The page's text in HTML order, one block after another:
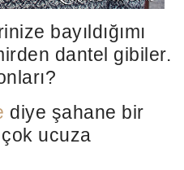
bayıldığımı
dantel gibiler.
diye şahane bir
ucuza